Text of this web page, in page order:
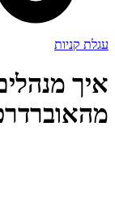
עגלת קניות
איך